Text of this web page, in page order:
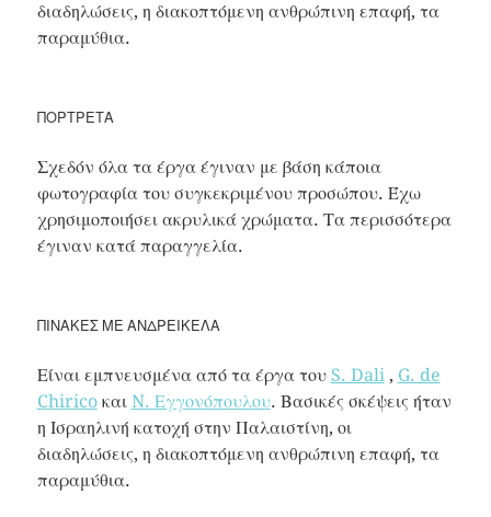
διαδηλώσεις, η διακοπτόμενη ανθρώπινη επαφή, τα
παραμύθια.
ΠΟΡΤΡΈΤΑ
Σχεδόν όλα τα έργα έγιναν με βάση κάποια
φωτογραφία του συγκεκριμένου προσώπου. Έχω
χρησιμοποιήσει ακρυλικά χρώματα. Τα περισσότερα
έγιναν κατά παραγγελία.
ΠΊΝΑΚΕΣ ΜΕ ΑΝΔΡΕΊΚΕΛΑ
Είναι εμπνευσμένα από τα έργα του S. Dali, G. de
Chiricoκαι N. Εγγονόπουλου. Βασικές σκέψεις ήταν
η Ισραηλινή κατοχή στην Παλαιστίνη, οι
διαδηλώσεις, η διακοπτόμενη ανθρώπινη επαφή, τα
παραμύθια.